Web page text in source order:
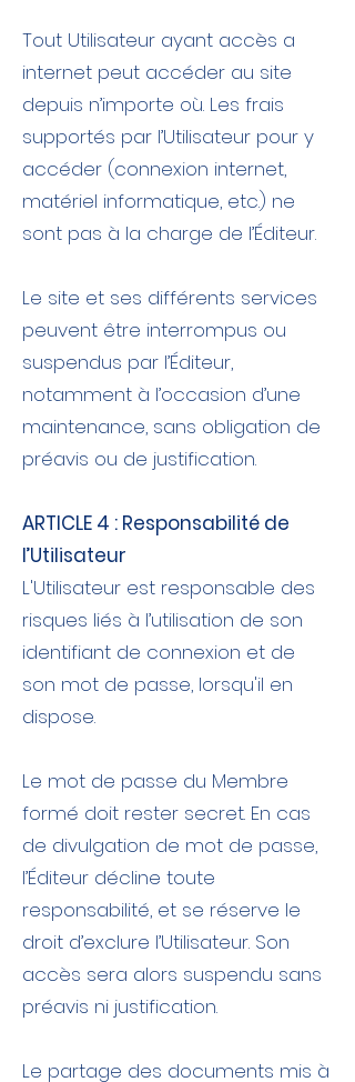
Tout Utilisateur ayant accès a
internet peut accéder au site
depuis n’importe où. Les frais
supportés par l’Utilisateur pour y
accéder (connexion internet,
matériel informatique, etc.) ne
sont pas à la charge de l’Éditeur.
Le site et ses différents services
peuvent être interrompus ou
suspendus par l’Éditeur,
notamment à l’occasion d’une
maintenance, sans obligation de
préavis ou de justification.
ARTICLE 4 : Responsabilité de
l’Utilisateur
L'Utilisateur est responsable des
risques liés à l’utilisation de son
identifiant de connexion et de
son mot de passe, lorsqu'il en
dispose.
Le mot de passe du Membre
formé doit rester secret. En cas
de divulgation de mot de passe,
l’Éditeur décline toute
responsabilité, et se réserve le
droit d’exclure l’Utilisateur. Son
accès sera alors suspendu sans
préavis ni justification.
Le partage des documents mis à